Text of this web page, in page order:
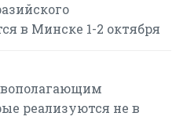
в Минске 1-2 октября
реализуются не в